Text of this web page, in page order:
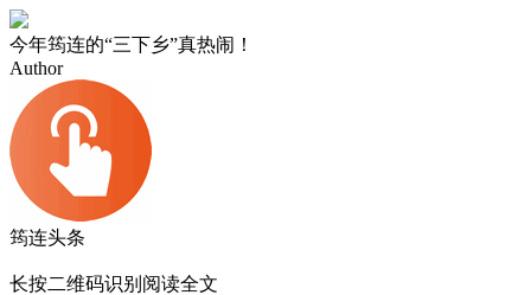
今年筠连的“三下乡”真热闹！
Author
筠连头条
长按二维码识别阅读全文